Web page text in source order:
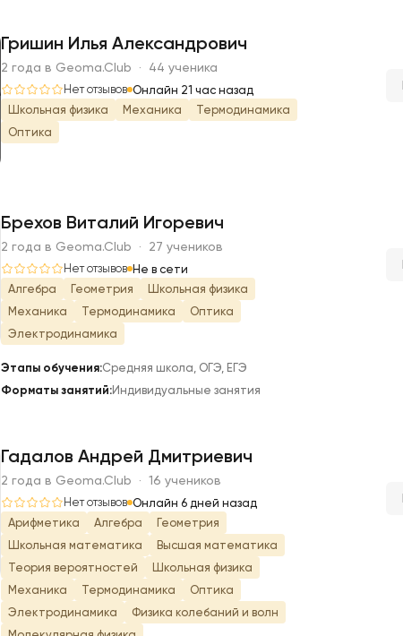
Гришин Илья Александрович
2 года в Geoma.Club · 44 ученика
Нет отзывов Онлайн 21 час назад
Школьная физика
Механика
Термодинамика
Оптика
Брехов Виталий Игоревич
2 года в Geoma.Club · 27 учеников
Нет отзывов Не в сети
Алгебра
Геометрия
Школьная физика
Механика
Термодинамика
Оптика
Электродинамика
Этапы обучения:Средняя школа, ОГЭ, ЕГЭ
Форматы занятий:Индивидуальные занятия
Гадалов Андрей Дмитриевич
2 года в Geoma.Club · 16 учеников
Нет отзывов Онлайн 6 дней назад
Арифметика
Алгебра
Геометрия
Школьная математика
Высшая математика
Теория вероятностей
Школьная физика
Механика
Термодинамика
Оптика
Электродинамика
Физика колебаний и волн